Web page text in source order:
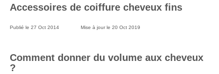
Accessoires de coiffure cheveux fins
Publié le 27 Oct 2014 Mise à jour le 20 Oct 2019
Comment donner du volume aux cheveux
?